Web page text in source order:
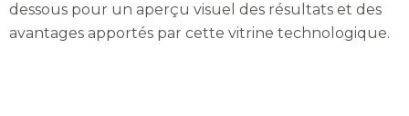
dessous pour un aperçu visuel des résultats et des
avantages apportés par cette vitrine technologique.